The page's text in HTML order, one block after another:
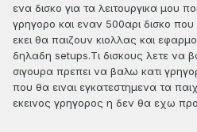
ενα δισκο για τα λειτουργικα μου
γρηγορο και εναν 500αρι δισκο
εκει θα παιζουν κιολλας και
δηλαδη setups.Τι δισκους λετε να
σιγουρα πρεπει να βαλω κατι
που θα ειναι εγκατεστημενα τα
εκεινος γρηγορος η δεν θα εχω